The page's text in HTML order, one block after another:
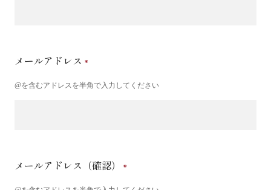
メールアドレス
@を含むアドレスを半角で入力してください
メールアドレス（確認）